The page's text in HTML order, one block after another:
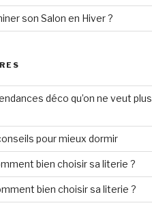
son Salon en Hiver ?
déco qu’on ne veut plus
pour mieux dormir
bien choisir sa literie ?
bien choisir sa literie ?